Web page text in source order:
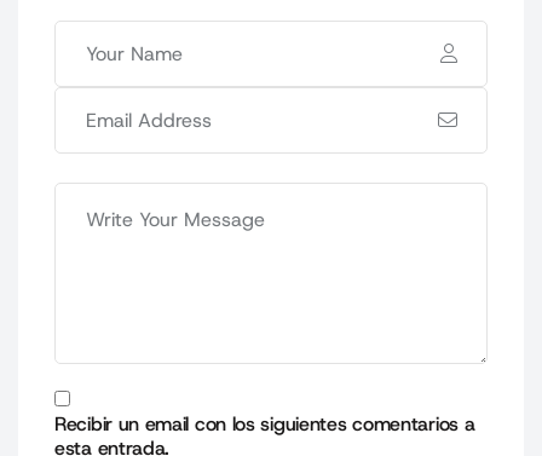
Recibir un email con los siguientes comentarios a
esta entrada.